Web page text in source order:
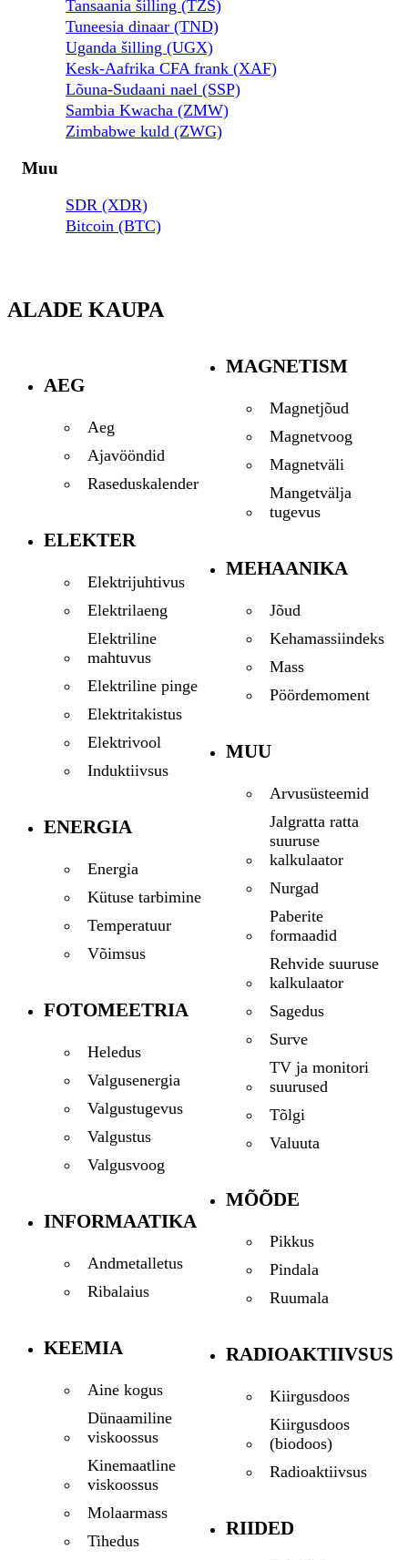
Tansaania šilling (TZS)
Tuneesia dinaar (TND)
Uganda šilling (UGX)
Kesk-Aafrika CFA frank (XAF)
Lõuna-Sudaani nael (SSP)
Sambia Kwacha (ZMW)
Zimbabwe kuld (ZWG)
Muu
SDR (XDR)
Bitcoin (BTC)
ALADE KAUPA
AEG
Aeg
Ajavööndid
Raseduskalender
ELEKTER
Elektrijuhtivus
Elektrilaeng
Elektriline
mahtuvus
Elektriline pinge
Elektritakistus
Elektrivool
Induktiivsus
ENERGIA
Energia
Kütuse tarbimine
Temperatuur
Võimsus
FOTOMEETRIA
Heledus
Valgusenergia
Valgustugevus
Valgustus
Valgusvoog
INFORMAATIKA
Andmetalletus
Ribalaius
KEEMIA
Aine kogus
Dünaamiline
viskoossus
Kinemaatline
viskoossus
Molaarmass
Tihedus
MAGNETISM
Magnetjõud
Magnetvoog
Magnetväli
Mangetvälja
tugevus
MEHAANIKA
Jõud
Kehamassiindeks
Mass
Pöördemoment
MUU
Arvusüsteemid
Jalgratta ratta
suuruse
kalkulaator
Nurgad
Paberite
formaadid
Rehvide suuruse
kalkulaator
Sagedus
Surve
TV ja monitori
suurused
Tõlgi
Valuuta
MÕÕDE
Pikkus
Pindala
Ruumala
RADIOAKTIIVSUS
Kiirgusdoos
Kiirgusdoos
(biodoos)
Radioaktiivsus
RIIDED